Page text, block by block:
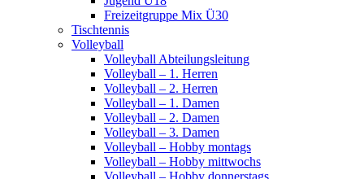
Freizeitgruppe Mix Ü30
Tischtennis
Volleyball
Volleyball Abteilungsleitung
Volleyball – 1. Herren
Volleyball – 2. Herren
Volleyball – 1. Damen
Volleyball – 2. Damen
Volleyball – 3. Damen
Volleyball – Hobby montags
Volleyball – Hobby mittwochs
Volleyball – Hobby donnerstags